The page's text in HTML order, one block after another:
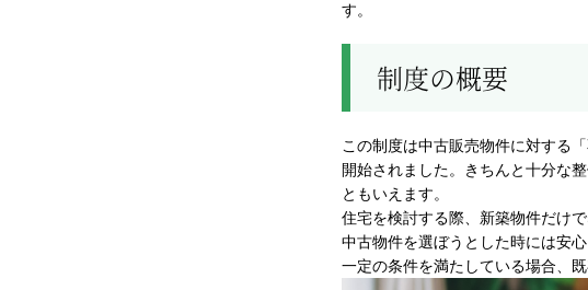
す。
制度の概要
この制度は中古販売物件に対する
開始されました。きちんと十分な
ともいえます。
住宅を検討する際、新築物件だけ
中古物件を選ぼうとした時には安
一定の条件を満たしている場合、